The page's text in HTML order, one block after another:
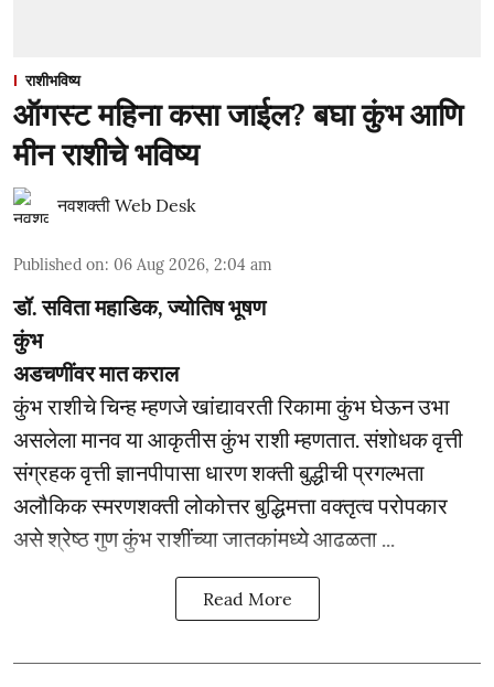
राशीभविष्य
ऑगस्ट महिना कसा जाईल? बघा कुंभ आणि
मीन राशीचे भविष्य
नवशक्ती Web Desk
Published on: 06 Aug 2026, 2:04 am
डॉ. सविता महाडिक, ज्योतिष भूषण
कुंभ
अडचणींवर मात कराल
कुंभ राशीचे चिन्ह म्हणजे खांद्यावरती रिकामा कुंभ घेऊन उभा
असलेला मानव या आकृतीस कुंभ राशी म्हणतात. संशोधक वृत्ती
संग्रहक वृत्ती ज्ञानपीपासा धारण शक्ती बुद्धीची प्रगल्भता
अलौकिक स्मरणशक्ती लोकोत्तर बुद्धिमत्ता वक्तृत्व परोपकार
असे श्रेष्ठ गुण कुंभ राशींच्या जातकांमध्ये आढळता ...
Read More